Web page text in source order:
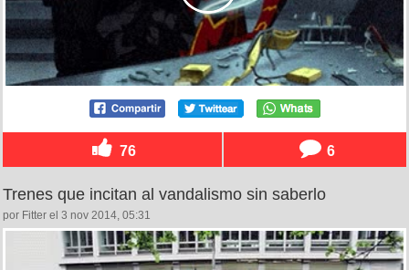
76 6
Trenes que incitan al vandalismo sin saberlo
por Fitter el 3 nov 2014, 05:31